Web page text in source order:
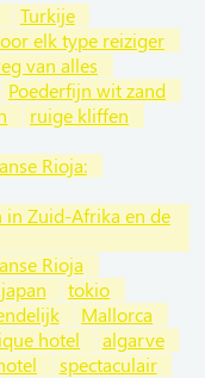
Turkije
elk type reiziger
van alles
Poederfijn wit zand
ruige kliffen
Rioja:
in Zuid-Afrika en de
Rioja
japan
tokio
Mallorca
hotel
algarve
spectaculair